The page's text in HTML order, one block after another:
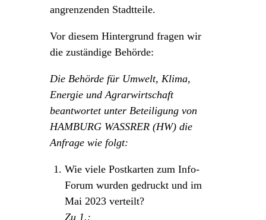
angrenzenden Stadtteile.
Vor diesem Hintergrund fragen wir
die zuständige Behörde:
Die Behörde für Umwelt, Klima,
Energie und Agrarwirtschaft
beantwortet unter Beteiligung von
HAMBURG WASSRER (HW) die
Anfrage wie folgt:
Wie viele Postkarten zum Info-
Forum wurden gedruckt und im
Mai 2023 verteilt?
Zu 1.: